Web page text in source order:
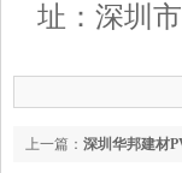
址：深圳
上一篇： 深圳华邦建材